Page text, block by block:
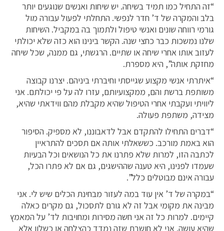
“זה התחיל כמו תמיד בשיחה. יש שיחות ואנשים שנוגעים יותר
בלב והמקרה של ד’ חדר לנפשי. התחלתי לפעול עבורה מול
גורמי רווחה שונים ואנשי טיפול ולתמוך בה במקביל. השיחות
שלנו נמשכות כבר כחצי שנה. הקשר בינינו הוא כזה שלא יכולתי
לעזוב אותו אחרי שיחה או שתיים. הרגשתי, גם ממנה, שכל שיחה
מחזקת אותה”, היא מספרת.
“איתרתי אנשי מקצוע שגייסתי וחיברתי ביניהם. יצרנו קבוצה
משותפת ברשת והם, ממקצועיותם, עזרו לה על פי יכולתם. אני
ליוויתי ועקבתי אחרי הטיפול שהיא מקבלת מהם ווידאתי שהיא,
מצידה, משתפת פעולה.
“דברים התחילו להתקדם אבל לדאבוננו, לא מספיק. הסיפור
הוא באמת מורכב. כששאלתי אותה אם תסכים להתראיין
לכתבה הזו, למרות שלא פתרנו את כל הנושאים וכל הבעיות
שעמדו לפנינו, היא טענה שההישגים, גם אם לא פתרו הכל,
עבורה אינם מבוטלים כלל”.
“במקרה של ד’ אין עוד במה לעזור מבחינת הכלים שיש לי. אני
מבינה את מקומי אבל זה לא גורם לתסכול, גם מקרים כאלה
קיימים. למרות כל זה אני חשה מסירות ומחויבות לד’ על המאמץ
שהיא עושה. אני לא חושבת שזה נמדד כהצלחה או כשלון אלא